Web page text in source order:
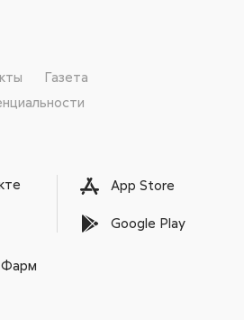
Газета
App Store
Google Play